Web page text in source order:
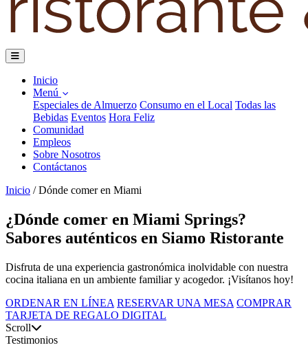
Inicio
Menú
Especiales de Almuerzo Consumo en el Local Todas las
Bebidas Eventos Hora Feliz
Comunidad
Empleos
Sobre Nosotros
Contáctanos
Inicio / Dónde comer en Miami
¿Dónde comer en Miami Springs?
Sabores auténticos en Siamo Ristorante
Disfruta de una experiencia gastronómica inolvidable con nuestra
cocina italiana en un ambiente familiar y acogedor. ¡Visítanos hoy!
ORDENAR EN LÍNEA RESERVAR UNA MESA COMPRAR
TARJETA DE REGALO DIGITAL
Scroll
Testimonios